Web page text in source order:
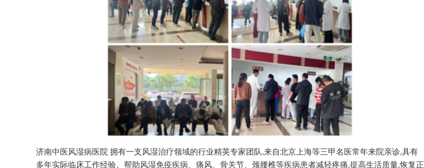
济南中医风湿病医院 拥有一支风湿治疗领域的行业精英专家团队,来自北京上海等三甲名医常年来院亲诊,具有
多年实际临床工作经验。帮助风湿免疫疾病、痛风、骨关节、颈腰椎等疾病患者减轻疼痛,提高生活质量,恢复正